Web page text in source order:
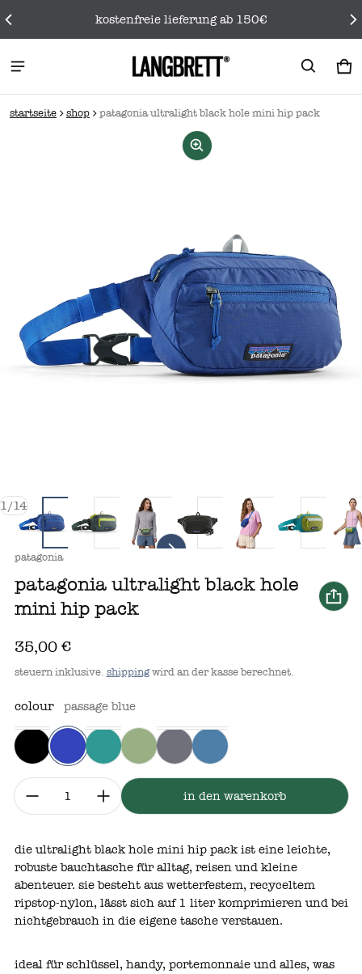
kostenfreie lieferung ab 150€
0
startseite shop patagonia ultralight black hole mini hip pack
1 /
von14
anbieter:
patagonia
patagonia ultralight black hole
mini hip pack
regulärer preis
35,00 €
steuern inklusive. shippingwird an der kasse berechnet.
colour passage blue
menge:
in den warenkorb
die ultralight black hole mini hip pack ist eine leichte,
robuste bauchtasche für alltag, reisen und kleine
abenteuer. sie besteht aus wetterfestem, recyceltem
ripstop‑nylon, lässt sich auf 1 liter komprimieren und bei
nichtgebrauch in die eigene tasche verstauen.
ideal für schlüssel, handy, portemonnaie und alles, was